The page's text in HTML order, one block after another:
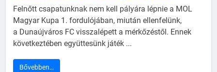
Felnőtt csapatunknak nem kell pályára lépnie a MOL
Magyar Kupa 1. fordulójában, miután ellenfelünk,
a Dunaújváros FC visszalépett a mérkőzéstől. Ennek
következtében együttesünk játék ...
Bővebben…